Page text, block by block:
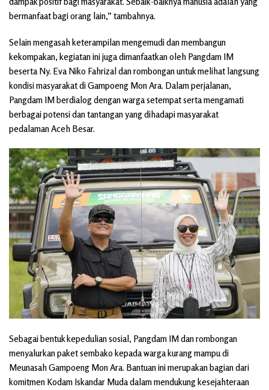
bermanfaat bagi orang lain,” tambahnya.
Selain mengasah keterampilan mengemudi dan membangun
kekompakan, kegiatan ini juga dimanfaatkan oleh Pangdam IM
beserta Ny. Eva Niko Fahrizal dan rombongan untuk melihat langsung
kondisi masyarakat di Gampoeng Mon Ara. Dalam perjalanan,
Pangdam IM berdialog dengan warga setempat serta mengamati
berbagai potensi dan tantangan yang dihadapi masyarakat
pedalaman Aceh Besar.
Sebagai bentuk kepedulian sosial, Pangdam IM dan rombongan
menyalurkan paket sembako kepada warga kurang mampu di
Meunasah Gampoeng Mon Ara. Bantuan ini merupakan bagian dari
komitmen Kodam Iskandar Muda dalam mendukung kesejahteraan